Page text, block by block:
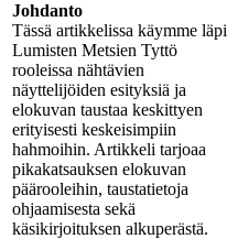
Johdanto
Tässä artikkelissa käymme läpi
Lumisten Metsien Tyttö
rooleissa nähtävien
näyttelijöiden esityksiä ja
elokuvan taustaa keskittyen
erityisesti keskeisimpiin
hahmoihin. Artikkeli tarjoaa
pikakatsauksen elokuvan
päärooleihin, taustatietoja
ohjaamisesta sekä
käsikirjoituksen alkuperästä.